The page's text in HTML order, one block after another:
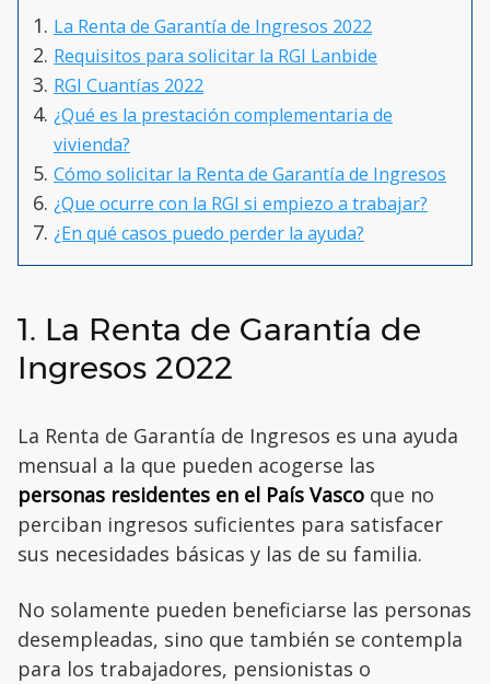
La Renta de Garantía de Ingresos 2022
Requisitos para solicitar la RGI Lanbide
RGI Cuantías 2022
¿Qué es la prestación complementaria de
vivienda?
Cómo solicitar la Renta de Garantía de Ingresos
¿Que ocurre con la RGI si empiezo a trabajar?
¿En qué casos puedo perder la ayuda?
1. La Renta de Garantía de
Ingresos 2022
La Renta de Garantía de Ingresos es una ayuda
mensual a la que pueden acogerse las
personas residentes en el País Vasco que no
perciban ingresos suficientes para satisfacer
sus necesidades básicas y las de su familia.
No solamente pueden beneficiarse las personas
desempleadas, sino que también se contempla
para los trabajadores, pensionistas o